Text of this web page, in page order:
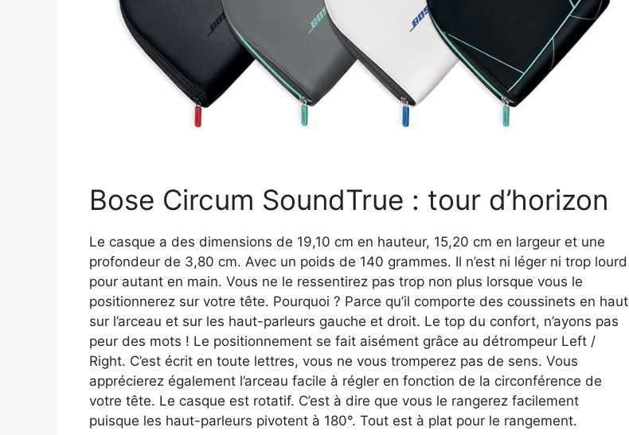
Bose Circum SoundTrue : tour d’horizon
Le casque a des dimensions de 19,10 cm en hauteur, 15,20 cm en largeur et une
profondeur de 3,80 cm. Avec un poids de 140 grammes. Il n’est ni léger ni trop lourd
pour autant en main. Vous ne le ressentirez pas trop non plus lorsque vous le
positionnerez sur votre tête. Pourquoi ? Parce qu’il comporte des coussinets en haut
sur l’arceau et sur les haut-parleurs gauche et droit. Le top du confort, n’ayons pas
peur des mots ! Le positionnement se fait aisément grâce au détrompeur Left /
Right. C’est écrit en toute lettres, vous ne vous tromperez pas de sens. Vous
apprécierez également l’arceau facile à régler en fonction de la circonférence de
votre tête. Le casque est rotatif. C’est à dire que vous le rangerez facilement
puisque les haut-parleurs pivotent à 180°. Tout est à plat pour le rangement.